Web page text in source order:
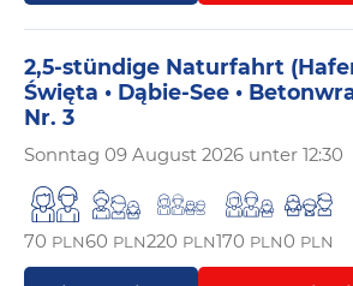
2,5-stündige Naturfahrt
Święta • Dąbie-See •
Nr. 3
Sonntag 09 August 2026 unter 12:30
70 PLN60 PLN220 PLN170 PLN0 PLN